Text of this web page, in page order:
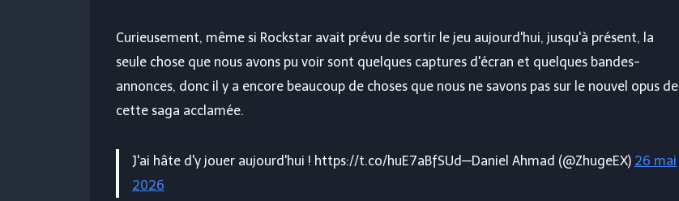
Curieusement, même si Rockstar avait prévu de sortir le jeu aujourd'hui, jusqu'à présent, la
seule chose que nous avons pu voir sont quelques captures d'écran et quelques bandes-
annonces, donc il y a encore beaucoup de choses que nous ne savons pas sur le nouvel opus de
cette saga acclamée.
J'ai hâte d'y jouer aujourd'hui ! https://t.co/huE7aBfSUd—Daniel Ahmad (@ZhugeEX) 26 mai
2026